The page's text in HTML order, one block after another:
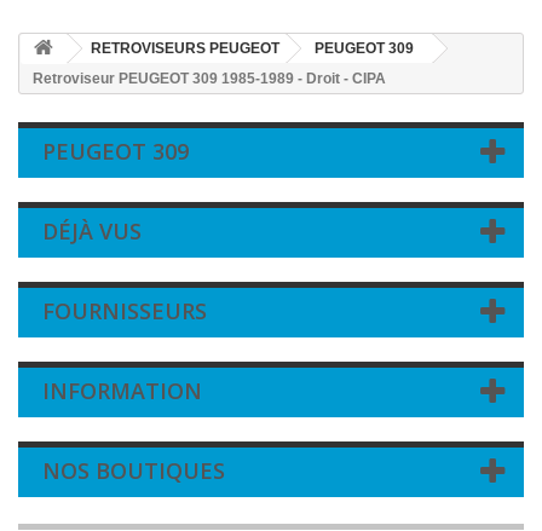
RETROVISEURS PEUGEOT
PEUGEOT 309
Retroviseur PEUGEOT 309 1985-1989 - Droit - CIPA
PEUGEOT 309
DÉJÀ VUS
FOURNISSEURS
INFORMATION
NOS BOUTIQUES